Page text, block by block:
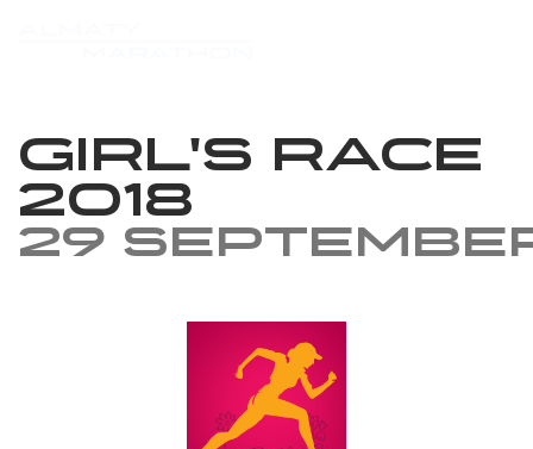
Girl's race
2018
29